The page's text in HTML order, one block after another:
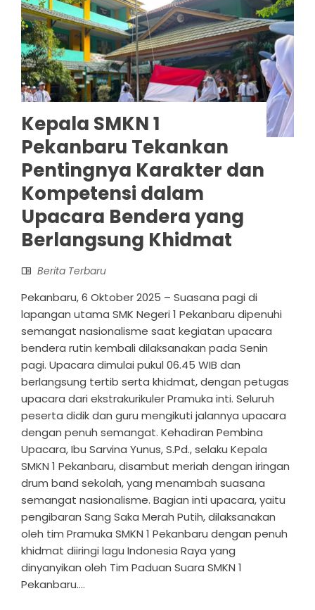
Kepala SMKN 1
Pekanbaru Tekankan
Pentingnya Karakter dan
Kompetensi dalam
Upacara Bendera yang
Berlangsung Khidmat
Berita Terbaru
Pekanbaru, 6 Oktober 2025 – Suasana pagi di
lapangan utama SMK Negeri 1 Pekanbaru dipenuhi
semangat nasionalisme saat kegiatan upacara
bendera rutin kembali dilaksanakan pada Senin
pagi. Upacara dimulai pukul 06.45 WIB dan
berlangsung tertib serta khidmat, dengan petugas
upacara dari ekstrakurikuler Pramuka inti. Seluruh
peserta didik dan guru mengikuti jalannya upacara
dengan penuh semangat. Kehadiran Pembina
Upacara, Ibu Sarvina Yunus, S.Pd., selaku Kepala
SMKN 1 Pekanbaru, disambut meriah dengan iringan
drum band sekolah, yang menambah suasana
semangat nasionalisme. Bagian inti upacara, yaitu
pengibaran Sang Saka Merah Putih, dilaksanakan
oleh tim Pramuka SMKN 1 Pekanbaru dengan penuh
khidmat diiringi lagu Indonesia Raya yang
dinyanyikan oleh Tim Paduan Suara SMKN 1
Pekanbaru....